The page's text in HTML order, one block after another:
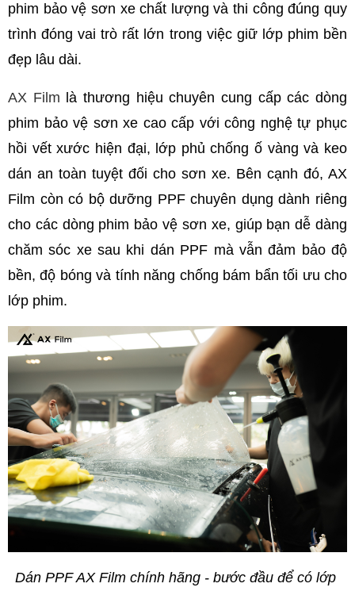
phim bảo vệ sơn xe chất lượng và thi công đúng quy
trình đóng vai trò rất lớn trong việc giữ lớp phim bền
đẹp lâu dài.
AX Film là thương hiệu chuyên cung cấp các dòng
phim bảo vệ sơn xe cao cấp với công nghệ tự phục
hồi vết xước hiện đại, lớp phủ chống ố vàng và keo
dán an toàn tuyệt đối cho sơn xe. Bên cạnh đó, AX
Film còn có bộ dưỡng PPF chuyên dụng dành riêng
cho các dòng phim bảo vệ sơn xe, giúp bạn dễ dàng
chăm sóc xe sau khi dán PPF mà vẫn đảm bảo độ
bền, độ bóng và tính năng chống bám bẩn tối ưu cho
lớp phim.
Dán PPF AX Film chính hãng - bước đầu để có lớp